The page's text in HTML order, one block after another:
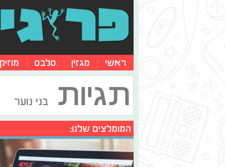
ראשי מגזין סלבס
תגיות בני נוער
המומלצים שלנו: